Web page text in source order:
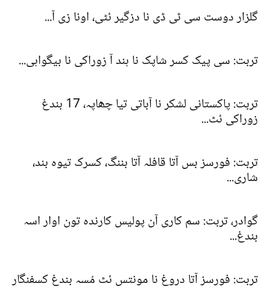
گلزار دوست سی ٹی ڈی نا دزگیر ئٹی، اونا زی آ...
تربت: سی پیک کسر شاپک نا ہند آ زوراکی نا بیگواہی...
تربت: پاکستانی لشکر نا آباتی تیا چھاپہ، 17 بندغ
زوراکی ئٹ...
تربت: فورسز بس آتا قافلہ آتا بننگ، کسرک تیوہ بند،
شاری...
گوادر، تربت: سم کاری آن پولیس کارندہ تون اوار اسہ
بندغ...
تربت: فورسز آتا دروغ نا مونتس ئٹ مُسہ بندغ کسفنگار